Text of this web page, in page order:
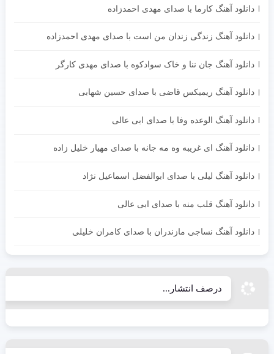
دانلود آهنگ کارما با صدای مهدی احمدزاده
دانلود آهنگ زندگی زندان من است با صدای مهدی احمدزاده
دانلود آهنگ جان ننا و خاک سوادکوه با صدای مهدی کارگر
دانلود آهنگ ریمیکس قاضی با صدای حسین شهابی
دانلود آهنگ الوعده وفا با صدای ابی عالی
دانلود آهنگ ای غریبه وه مه جانه با صدای مهیار خلیل زاده
دانلود آهنگ لیلی با صدای ابوالفضل اسماعیل نژاد
دانلود آهنگ قلب منه با صدای ابی عالی
دانلود آهنگ نساجی مازندران با صدای کامران خلیلی
درصف انتشار...